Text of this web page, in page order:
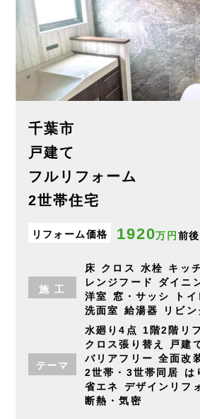
千葉市
戸建て
フルリフォーム
2世帯住宅
リフォーム価格 1920万円 前後
施 工
床 クロス 水栓 キッ
レンジフード
ダイニ
洋室
窓・サッシ トイ
洗面室
給湯器 リビン
テーマ
水廻り4点
1階2階リ
クロス張り替え
戸建
バリアフリー 全面改
2世帯・3世帯同居
は
省エネ
デザインリフ
断熱・気密